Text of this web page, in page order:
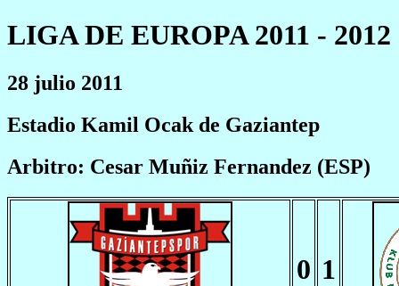
LIGA DE EUROPA 2011 - 2012
28 julio 2011
Estadio Kamil Ocak de Gaziantep
Arbitro: Cesar Muñiz Fernandez (ESP)
0 1